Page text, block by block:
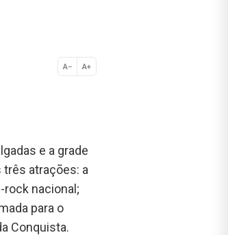
A− A+
Normal
e a grade
atrações: a
rock nacional;
para o
Conquista.